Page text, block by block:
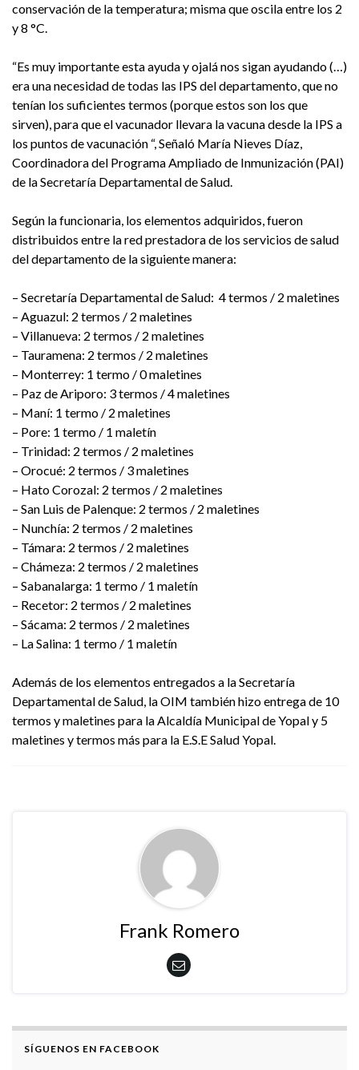
conservación de la temperatura; misma que oscila entre los 2
y 8 °C.
“Es muy importante esta ayuda y ojalá nos sigan ayudando (…)
era una necesidad de todas las IPS del departamento, que no
tenían los suficientes termos (porque estos son los que
sirven), para que el vacunador llevara la vacuna desde la IPS a
los puntos de vacunación “, Señaló María Nieves Díaz,
Coordinadora del Programa Ampliado de Inmunización (PAI)
de la Secretaría Departamental de Salud.
Según la funcionaria, los elementos adquiridos, fueron
distribuidos entre la red prestadora de los servicios de salud
del departamento de la siguiente manera:
– Secretaría Departamental de Salud: 4 termos / 2 maletines
– Aguazul: 2 termos / 2 maletines
– Villanueva: 2 termos / 2 maletines
– Tauramena: 2 termos / 2 maletines
– Monterrey: 1 termo / 0 maletines
– Paz de Ariporo: 3 termos / 4 maletines
– Maní: 1 termo / 2 maletines
– Pore: 1 termo / 1 maletín
– Trinidad: 2 termos / 2 maletines
– Orocué: 2 termos / 3 maletines
– Hato Corozal: 2 termos / 2 maletines
– San Luis de Palenque: 2 termos / 2 maletines
– Nunchía: 2 termos / 2 maletines
– Támara: 2 termos / 2 maletines
– Chámeza: 2 termos / 2 maletines
– Sabanalarga: 1 termo / 1 maletín
– Recetor: 2 termos / 2 maletines
– Sácama: 2 termos / 2 maletines
– La Salina: 1 termo / 1 maletín
Además de los elementos entregados a la Secretaría
Departamental de Salud, la OIM también hizo entrega de 10
termos y maletines para la Alcaldía Municipal de Yopal y 5
maletines y termos más para la E.S.E Salud Yopal.
Frank Romero
SÍGUENOS EN FACEBOOK